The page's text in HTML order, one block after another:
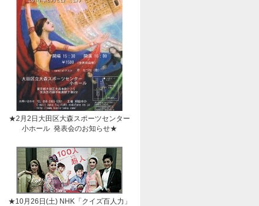
★2月2日大田区大森スポーツセンター
小ホール 発表会のお知らせ★
★10月26日(土) NHK「クイズ百人力」